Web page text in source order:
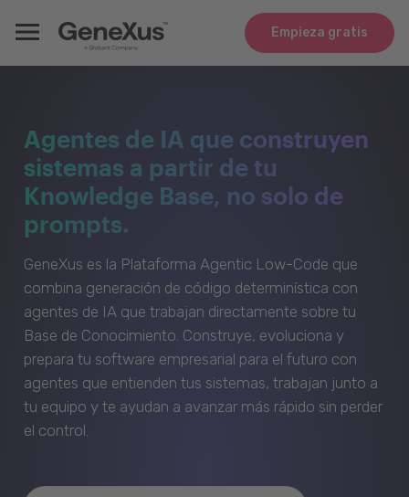
Empieza gratis
Agentes de IA que construyen
sistemas a partir de tu
Knowledge Base, no solo de
prompts.
GeneXus es la Plataforma Agentic Low-Code que
combina generación de código determinística con
agentes de IA que trabajan directamente sobre tu
Base de Conocimiento. Construye, evoluciona y
prepara tu software empresarial para el futuro con
agentes que entienden tus sistemas, trabajan junto a
tu equipo y te ayudan a avanzar más rápido sin perder
el control.